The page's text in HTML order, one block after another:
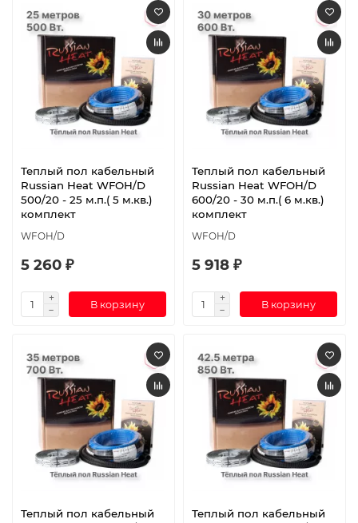
Теплый пол кабельный
Russian Heat WFOH/D
500/20 - 25 м.п.( 5 м.кв.)
комплект
WFOH/D
5 260 ₽
В корзину
Теплый пол кабельный
Russian Heat WFOH/D
600/20 - 30 м.п.( 6 м.кв.)
комплект
WFOH/D
5 918 ₽
В корзину
Теплый пол кабельный
Теплый пол кабельный